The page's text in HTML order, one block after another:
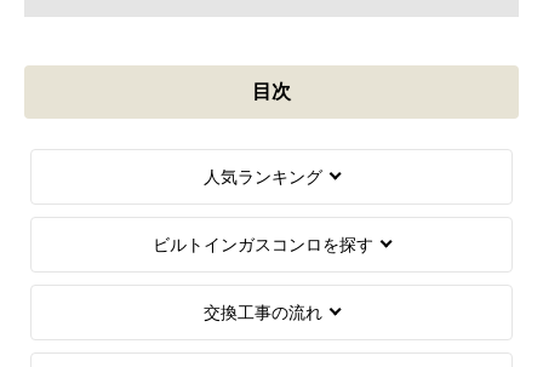
目次
人気ランキング
ビルトインガスコンロを探す
交換工事の流れ